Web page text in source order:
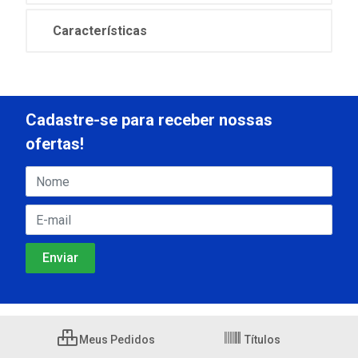
Características
Cadastre-se para receber nossas
ofertas!
Meus Pedidos Títulos